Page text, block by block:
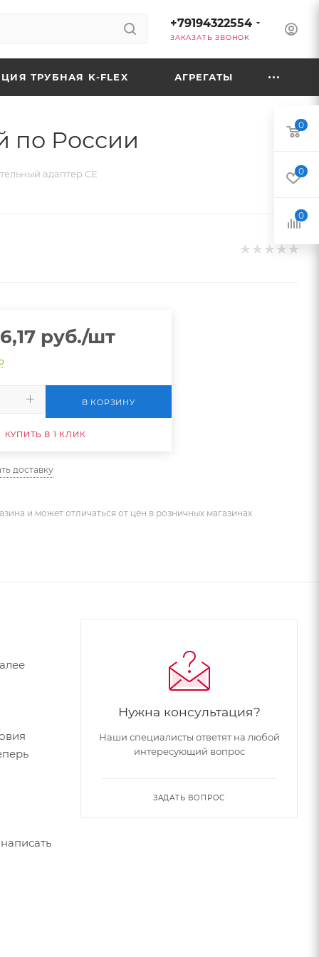
+79194322554
ЗАКАЗАТЬ ЗВОНОК
ТРУБНАЯ K-FLEX АГРЕГАТЫ
по России
адаптер CЕ
руб./шт
В КОРЗИНУ
КУПИТЬ В 1 КЛИК
доставку
и может отличаться от цен в розничных магазинах
Нужна консультация?
Наши специалисты ответят на любой
интересующий вопрос
ЗАДАТЬ ВОПРОС
0
0
0